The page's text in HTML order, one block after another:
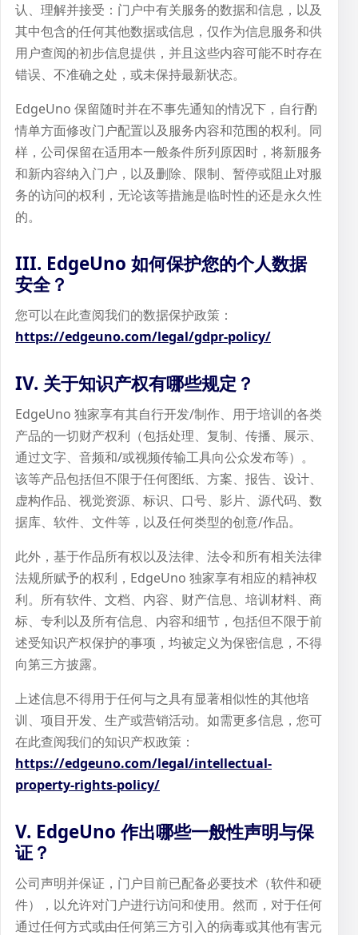
认、理解并接受：门户中有关服务的数据和信息，以及
其中包含的任何其他数据或信息，仅作为信息服务和供
用户查阅的初步信息提供，并且这些内容可能不时存在
错误、不准确之处，或未保持最新状态。
EdgeUno 保留随时并在不事先通知的情况下，自行酌
情单方面修改门户配置以及服务内容和范围的权利。同
样，公司保留在适用本一般条件所列原因时，将新服务
和新内容纳入门户，以及删除、限制、暂停或阻止对服
务的访问的权利，无论该等措施是临时性的还是永久性
的。
III. EdgeUno 如何保护您的个人数据
安全？
您可以在此查阅我们的数据保护政策：
https://edgeuno.com/legal/gdpr-policy/
IV. 关于知识产权有哪些规定？
EdgeUno 独家享有其自行开发/制作、用于培训的各类
产品的一切财产权利（包括处理、复制、传播、展示、
通过文字、音频和/或视频传输工具向公众发布等）。
该等产品包括但不限于任何图纸、方案、报告、设计、
虚构作品、视觉资源、标识、口号、影片、源代码、数
据库、软件、文件等，以及任何类型的创意/作品。
此外，基于作品所有权以及法律、法令和所有相关法律
法规所赋予的权利，EdgeUno 独家享有相应的精神权
利。所有软件、文档、内容、财产信息、培训材料、商
标、专利以及所有信息、内容和细节，包括但不限于前
述受知识产权保护的事项，均被定义为保密信息，不得
向第三方披露。
上述信息不得用于任何与之具有显著相似性的其他培
训、项目开发、生产或营销活动。如需更多信息，您可
在此查阅我们的知识产权政策：
https://edgeuno.com/legal/intellectual-
property-rights-policy/
V. EdgeUno 作出哪些一般性声明与保
证？
公司声明并保证，门户目前已配备必要技术（软件和硬
件），以允许对门户进行访问和使用。然而，对于任何
通过任何方式或由任何第三方引入的病毒或其他有害元